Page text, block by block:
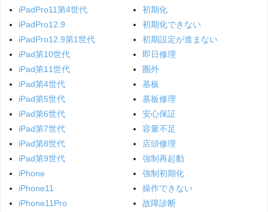
iPadPro11第4世代
iPadPro12.9
iPadPro12.9第1世代
iPad第10世代
iPad第11世代
iPad第4世代
iPad第5世代
iPad第6世代
iPad第7世代
iPad第8世代
iPad第9世代
iPhone
iPhone11
iPhone11Pro
初期化
初期化できない
初期設定が進まない
即日修理
圏外
基板
基板修理
安心保証
容量不足
店頭修理
強制再起動
強制初期化
操作できない
故障診断